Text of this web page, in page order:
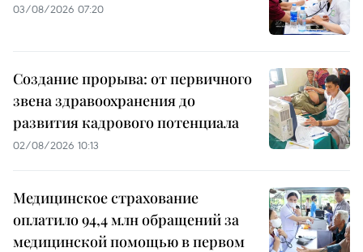
03/08/2026 07:20
Создание прорыва: от первичного
звена здравоохранения до
развития кадрового потенциала
02/08/2026 10:13
Медицинское страхование
оплатило 94,4 млн обращений за
медицинской помощью в первом